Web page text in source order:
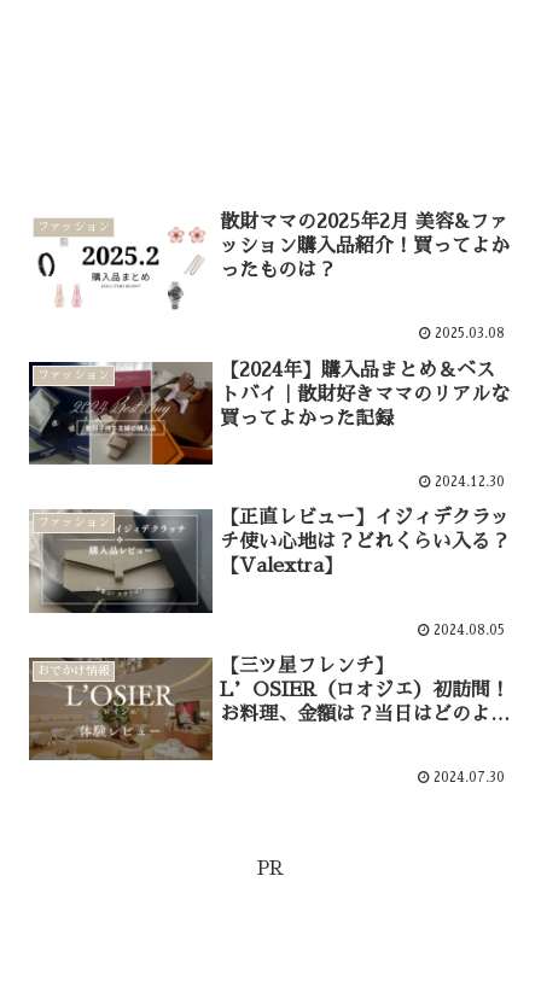
ファッション
散財ママの2025年2月 美容&ファ
ッション購入品紹介！買ってよか
ったものは？
2025.03.08
ファッション
【2024年】購入品まとめ＆ベス
トバイ｜散財好きママのリアルな
買ってよかった記録
2024.12.30
ファッション
【正直レビュー】イジィデクラッ
チ使い心地は？どれくらい入る？
【Valextra】
2024.08.05
おでかけ情報
【三ツ星フレンチ】
L’OSIER（ロオジエ）初訪問！
お料理、金額は？当日はどのよう
2024.07.30
PR